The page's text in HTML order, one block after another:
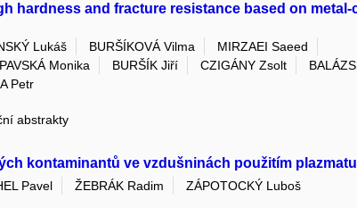
hardness and fracture resistance based on metal-
Lukáš BURŠÍKOVÁ Vilma
MIRZAEI Saeed
Monika BURŠÍK Jiří CZIGÁNY Zsolt
Petr
abstrakty
kontaminantů ve vzdušninách použitím plazmatu
Pavel ŽEBRÁK Radim
ZÁPOTOCKÝ Luboš